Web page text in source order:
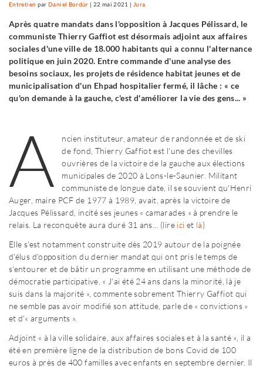
Entretien parDaniel Bordür | 22 mai 2021 | Jura
Après quatre mandats dans l'opposition à Jacques Pélissard, le
communiste Thierry Gaffiot est désormais adjoint aux affaires
sociales d'une ville de 18.000 habitants qui a connu l'alternance
politique en juin 2020. Entre commande d'une analyse des
besoins sociaux, les projets de résidence habitat jeunes et de
municipalisation d'un Ehpad hospitalier fermé, il lâche : « ce
qu'on demande à la gauche, c'est d'améliorer la vie des gens... »
A
ncien instituteur, amateur de randonnée et de ski
de fond, Thierry Gaffiot est l'une des chevilles
ouvrières de la victoire de la gauche aux élections
municipales de 2020 à Lons-le-Saunier. Militant
communiste de longue date, il se souvient qu'Henri
Auger, maire PCF de 1977 à 1989, avait, après la victoire de
Jacques Pélissard, incité ses jeunes « camarades » à prendre le
relais. La reconquête aura duré 31 ans... (lire ici et là)
Elle s'est notamment construite dès 2019 autour de la poignée
d'élus d'opposition du dernier mandat qui ont pris le temps de
s'entourer et de bâtir un programme en utilisant une méthode de
démocratie participative. « J'ai été 24 ans dans la minorité, là je
suis dans la majorité », commente sobrement Thierry Gaffiot qui
ne semble pas avoir modifié son attitude, parle de « convictions »
et d'« arguments ».
Adjoint « à la ville solidaire, aux affaires sociales et à la santé », il a
été en première ligne de la distribution de bons Covid de 100
euros à près de 400 familles avec enfants en septembre dernier. Il